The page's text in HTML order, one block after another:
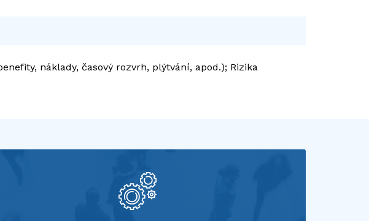
náklady, časový rozvrh, plýtvání, apod.); Rizika